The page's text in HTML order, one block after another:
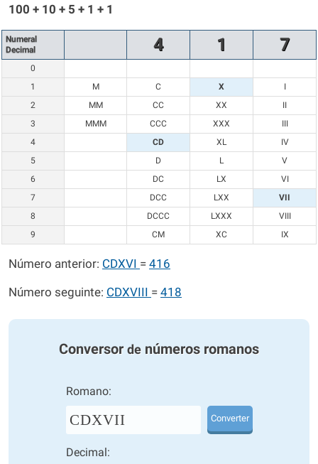
100 + 10 + 5 + 1 + 1
Numeral
Decimal
4 1 7
0
1
M C X
I
2
MM CC XX
II
3
MMM CCC XXX
III
4
CD XL
IV
5
D L
V
6
DC LX
VI
7
DCC LXX
VII
8
DCCC LXXX
VIII
9
CM XC IX
Número anterior: CDXVI = 416
Número seguinte: CDXVIII = 418
Conversor de números romanos
Romano:
CDXVII Converter
Decimal: